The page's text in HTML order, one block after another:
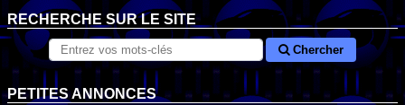
RECHERCHE SUR LE SITE
Chercher
PETITES ANNONCES